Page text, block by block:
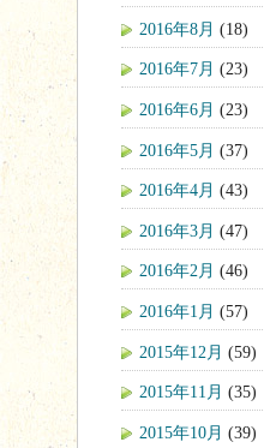
2016年8月 (18)
2016年7月 (23)
2016年6月 (23)
2016年5月 (37)
2016年4月 (43)
2016年3月 (47)
2016年2月 (46)
2016年1月 (57)
2015年12月 (59)
2015年11月 (35)
2015年10月 (39)